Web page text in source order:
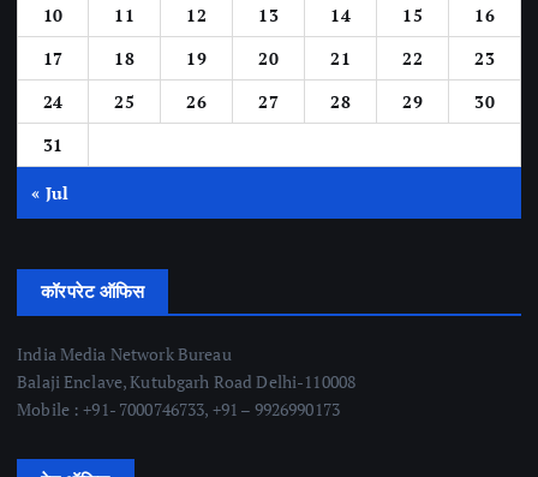
10
11 12 13 14 15
16
17
18 19 20 21 22
23
24
25 26 27 28 29
30
31
« Jul
कॉरपरेट ऑफिस
India Media Network Bureau
Balaji Enclave, Kutubgarh Road Delhi-110008
Mobile : +91- 7000746733, +91 – 9926990173